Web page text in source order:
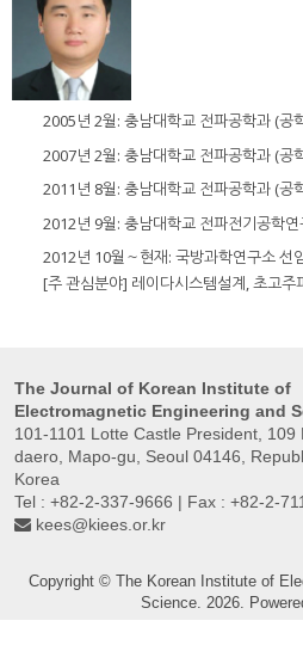
2005년 2월: 충남대학교 전파공학과 (공
2007년 2월: 충남대학교 전파공학과 (공
2011년 8월: 충남대학교 전파공학과 (공
2012년 9월: 충남대학교 전파전기공학
2012년 10월～현재: 국방과학연구소 선
[주 관심분야] 레이다시스템설계, 초고주
The Journal of Korean Institute of
Electromagnetic Engineering and
101-1101 Lotte Castle President, 109
daero, Mapo-gu, Seoul 04146,
Korea
Tel : +82-2-337-9666 | Fax : +82-2-
kees@kiees.or.kr
Copyright © The Korean Institute of
Science. 2026.